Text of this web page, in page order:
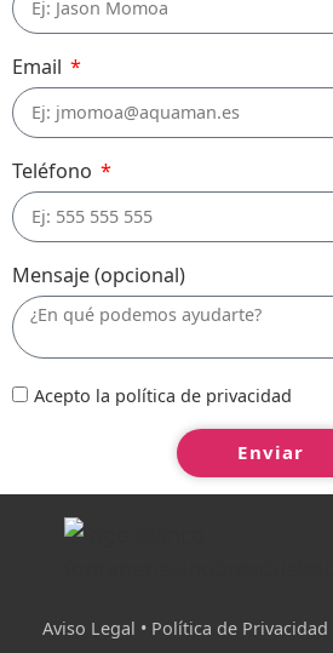
Email
Teléfono
Mensaje (opcional)
Acepto la política de privacidad
Enviar
Aviso Legal • Política de Privacidad